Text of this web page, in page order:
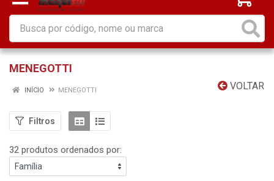
MENEGOTTI
VOLTAR
INÍCIO MENEGOTTI
Filtros
32 produtos ordenados por: